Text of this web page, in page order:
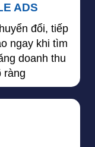
ADS
đổi, tiếp
ngay khi tìm
doanh thu
ràng